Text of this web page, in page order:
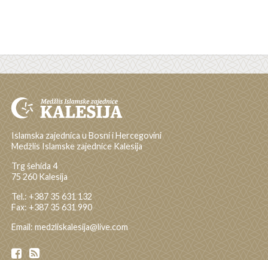
Islamska zajednica u Bosni i Hercegovini
Medžlis Islamske zajednice Kalesija
Trg šehida 4
75 260 Kalesija
Tel.: +387 35 631 132
Fax: +387 35 631 990
Email: medzliskalesija@live.com